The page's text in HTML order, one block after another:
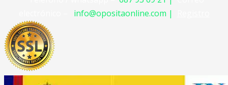
info@opositaonline.com |